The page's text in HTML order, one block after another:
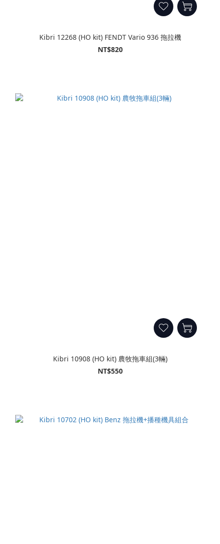
Kibri 12268 (HO kit) FENDT Vario 936 拖拉機
NT$820
Kibri 10908 (HO kit) 農牧拖車組(3輛)
NT$550